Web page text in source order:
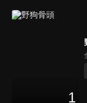
1